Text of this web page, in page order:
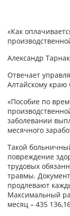
«Как
Александр
Отвечает
Алтайскому краю
«Пособие по
заболевании
месячного
Такой
повреждение
трудовых
травмы.
продлевают
Максимальный
месяц – 435